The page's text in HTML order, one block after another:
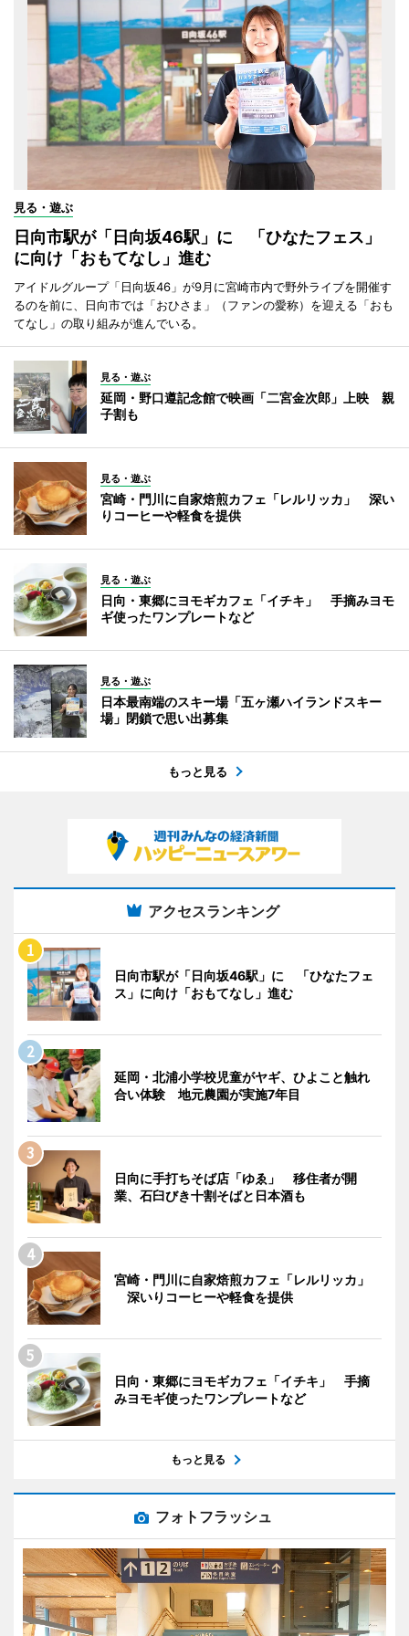
見る・遊ぶ
日向市駅が「日向坂46駅」に 「ひなたフェス」
に向け「おもてなし」進む
アイドルグループ「日向坂46」が9月に宮崎市内で野外ライブを開催す
るのを前に、日向市では「おひさま」（ファンの愛称）を迎える「おも
てなし」の取り組みが進んでいる。
見る・遊ぶ
延岡・野口遵記念館で映画「二宮金次郎」上映 親
子割も
見る・遊ぶ
宮崎・門川に自家焙煎カフェ「レルリッカ」 深い
りコーヒーや軽食を提供
見る・遊ぶ
日向・東郷にヨモギカフェ「イチキ」 手摘みヨモ
ギ使ったワンプレートなど
見る・遊ぶ
日本最南端のスキー場「五ヶ瀬ハイランドスキー
場」閉鎖で思い出募集
もっと見る
アクセスランキング
日向市駅が「日向坂46駅」に 「ひなたフェ
ス」に向け「おもてなし」進む
延岡・北浦小学校児童がヤギ、ひよこと触れ
合い体験 地元農園が実施7年目
日向に手打ちそば店「ゆゑ」 移住者が開
業、石臼びき十割そばと日本酒も
宮崎・門川に自家焙煎カフェ「レルリッカ」
深いりコーヒーや軽食を提供
日向・東郷にヨモギカフェ「イチキ」 手摘
みヨモギ使ったワンプレートなど
もっと見る
フォトフラッシュ